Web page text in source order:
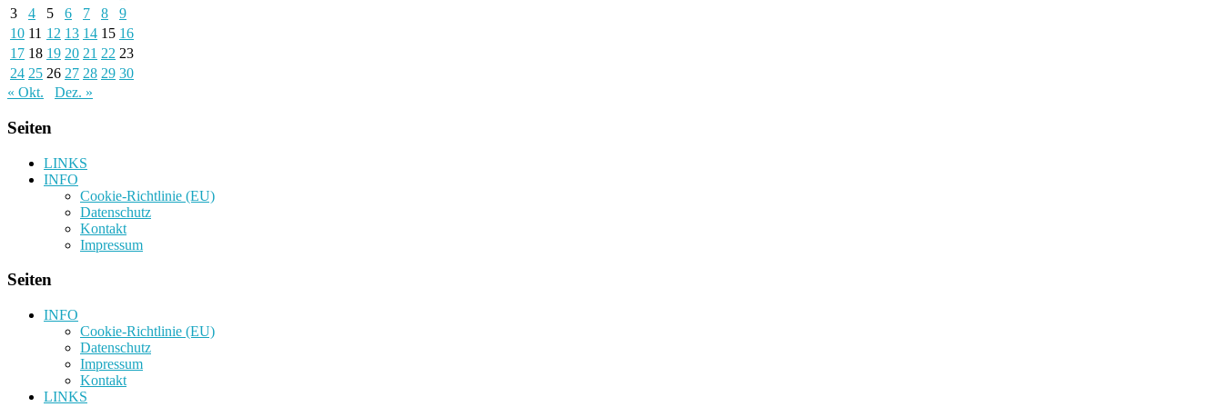
3
4 5 6 7 8
9
10 11 12 13 14 15 16
17 18 19 20 21 22 23
24 25 26 27 28 29 30
« Okt.
Dez. »
Seiten
LINKS
INFO
Cookie-Richtlinie (EU)
Datenschutz
Kontakt
Impressum
Seiten
INFO
Cookie-Richtlinie (EU)
Datenschutz
Impressum
Kontakt
LINKS